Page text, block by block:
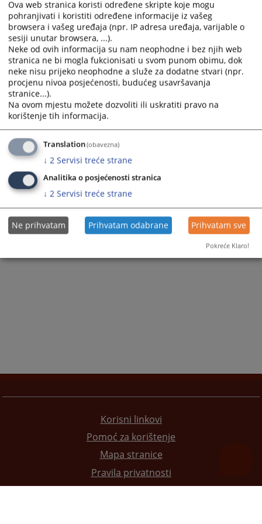
11 0 U 017268 16 Uvp SENTENCA
Prikazana vijest je na
2690
Korisni linkovi
Pomoć za korištenje
Mapa stranice
Pravila privatnosti
Ova web stranica koristi određene skripte koje mogu
pohranjivati i koristiti određene informacije iz vašeg
browsera i vašeg uređaja (npr. IP adresa uređaja, varijable o
sesiji unutar browsera, ...).
Neke od ovih informacija su nam neophodne i bez njih web
stranica ne bi mogla fukcionisati u svom punom obimu, dok
neke nisu prijeko neophodne a služe za dodatne stvari (npr.
procjenu nivoa posjećenosti, budućeg usavršavanja
stranice...).
Na ovom mjestu možete dozvoliti ili uskratiti pravo na
korištenje tih informacija.
Translation(obavezna)
↓ 2 Servisi treće strane
Analitika o posjećenosti stranica
↓ 2 Servisi treće strane
Ne prihvatam Prihvatam odabrane Prihvatam sve
Pokreće Klaro!